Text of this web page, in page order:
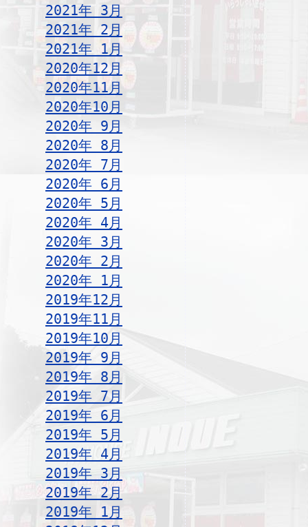
2021年 3月
2021年 2月
2021年 1月
2020年12月
2020年11月
2020年10月
2020年 9月
2020年 8月
2020年 7月
2020年 6月
2020年 5月
2020年 4月
2020年 3月
2020年 2月
2020年 1月
2019年12月
2019年11月
2019年10月
2019年 9月
2019年 8月
2019年 7月
2019年 6月
2019年 5月
2019年 4月
2019年 3月
2019年 2月
2019年 1月